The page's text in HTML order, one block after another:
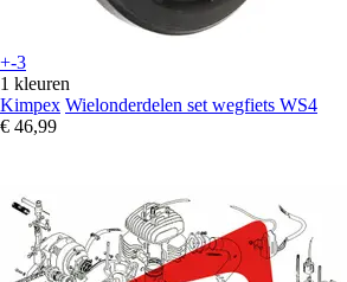
+-3
1 kleuren
Kimpex Wielonderdelen set wegfiets WS4
€ 46,99